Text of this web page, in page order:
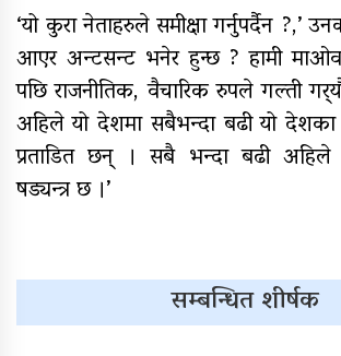
‘यो कुरा नेताहरुले समीक्षा गर्नुपर्दैन ?,’
आएर अन्टसन्ट भनेर हुन्छ ? हामी
पछि राजनीतिक, वैचारिक रुपले गल्ती
अहिले यो देशमा सबैभन्दा बढी यो देशका
प्रताडित छन् । सबै भन्दा बढी अहिले
षड्यन्त्र छ ।’
सम्बन्धित शीर्षक